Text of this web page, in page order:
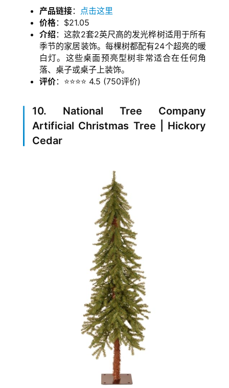
产品链接： 点击这里
价格：$21.05
介绍 ：这款2套2英尺高的发光桦树适用于所有
季节的家居装饰。每棵树都配有24个超亮的暖
白灯。这些桌面预亮型树非常适合在任何角
落、桌子或桌子上装饰。
评价：⭐⭐⭐⭐ 4.5 (750评价)
10. National Tree Company
Artificial Christmas Tree | Hickory
Cedar